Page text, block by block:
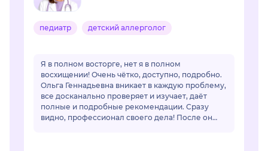
педиатр детский аллерголог
Я в полном восторге, нет я в полном
восхищении! Очень чётко, доступно, подробно.
Ольга Геннадьевна вникает в каждую проблему,
все досканально проверяет и изучает, даёт
полные и подробные рекомендации. Сразу
видно, профессионал своего дела! После он